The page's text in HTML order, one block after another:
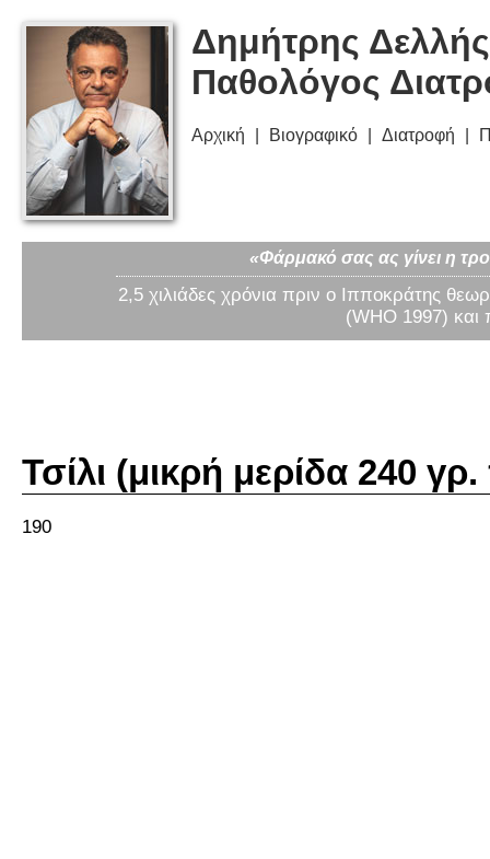
Δημήτρης
Παθολόγος
Αρχική Βιογραφικό Διατροφή
«Φάρμακό σας ας γίνει η
2,5 χιλιάδες χρόνια πριν ο Ιπποκράτης
(WHO 1997) και
Τσίλι (μικρή μερίδα 240
190